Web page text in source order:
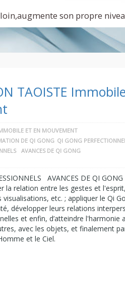
son propre
TAOISTE
ET EN MOUVEMENT
DE QI GONG QI GONG
AVANCES DE QI GONG
AVANCES DE QI GONG
la relation entre les gestes et
etc. ; appliquer le Qi
développer leurs relations
et enfin, d’atteindre l'harmonie
avec les objets, et finalement
et le Ciel.